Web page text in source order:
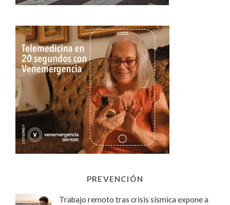
PREVENCIÓN
Trabajo remoto tras crisis sísmica expone a